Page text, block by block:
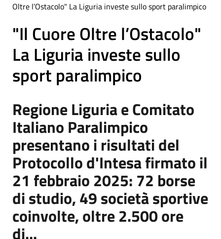
Oltre l’Ostacolo" La Liguria investe sullo sport paralimpico
"Il Cuore Oltre l’Ostacolo"
La Liguria investe sullo
sport paralimpico
Regione Liguria e Comitato
Italiano Paralimpico
presentano i risultati del
Protocollo d'Intesa firmato il
21 febbraio 2025: 72 borse
di studio, 49 società sportive
coinvolte, oltre 2.500 ore
di...